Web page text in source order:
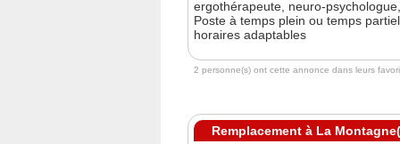
ergothérapeute, neuro-
Poste à temps plein ou temps
horaires adaptables
2 personne(s) ont cette annonce dans leurs
Remplacement à La